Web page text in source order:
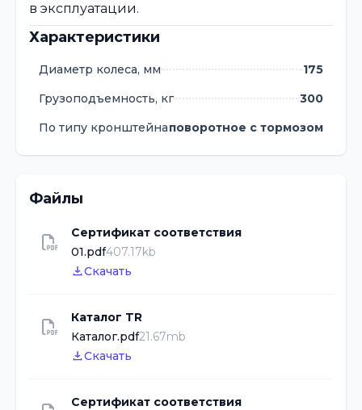
в эксплуатации.
Характеристики
Диаметр колеса, мм
175
Грузоподъемность, кг
300
По типу кронштейнаповоротное с тормозом
Файлы
Сертификат соответствия
01.pdf407.17kb
Скачать
Каталог TR
Каталог.pdf21.67mb
Скачать
Сертификат соответствия